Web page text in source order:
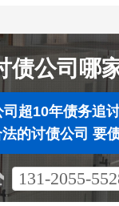
债公司哪
超10年债务追
的讨债公司 要
131-2055-